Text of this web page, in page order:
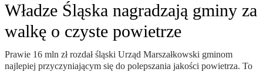
Władze Śląska nagradzają gminy za
walkę o czyste powietrze
Prawie 16 mln zł rozdał śląski Urząd Marszałkowski gminom
najlepiej przyczyniającym się do polepszania jakości powietrza. To